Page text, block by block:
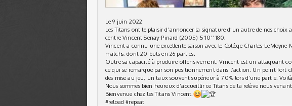
Le 9 juin 2022
Les Titans ont le plaisir d’annoncer la signature d’un autre de nos choix
centre Vincent Senay-Pinard (2005) 5’10’’ 180.
Vincent a connu une excellente saison avec le Collège Charles-LeMoyne
matchs, dont 20 buts en 26 parties.
Outre sa capacité à produire offensivement, Vincent est un attaquant
ce qui se remarque par son positionnement dans l’action. Un point fort
des mise au jeu, un taux souvent supérieur à 70% lors d’une partie.
Nous sommes bien heureux d’accueillir ce Titans de la relève nous
Bienvenue chez les Titans Vincent.
#reload #repeat